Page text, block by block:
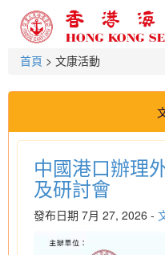
首頁 > 文康活動
中國港口辦理
及研討會
發布日期 7月 27, 2026 -